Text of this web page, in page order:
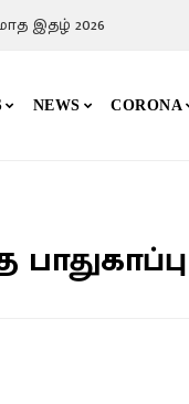
இதழ் 2026
NEWS CORONA